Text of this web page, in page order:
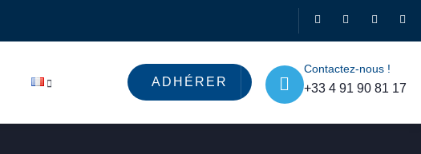
ADHÉRER
Contactez-nous !
+33 4 91 90 81 17